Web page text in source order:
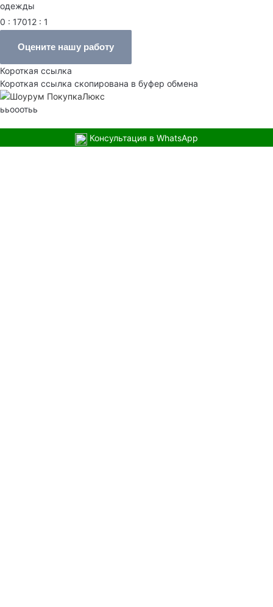
одежды
0 : 17012 : 1
Оцените нашу работу
Короткая ссылка
Короткая ссылка скопирована в буфер обмена
ььооотьь
Консультация в WhatsApp